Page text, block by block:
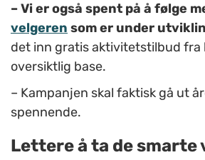
– Vi er også spent på å følge
velgeren som er under
det inn gratis aktivitetstilbud fra
oversiktlig base.
– Kampanjen skal faktisk gå ut
spennende.
Lettere å ta de smarte